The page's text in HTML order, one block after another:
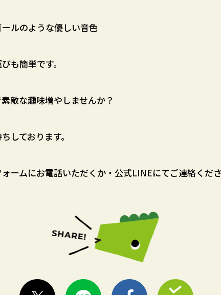
ルのような優しい音色
も簡単です。
敵な趣味増やしませんか？
しております。
ームにお電話いただくか・公式LINEにてご連絡くだ